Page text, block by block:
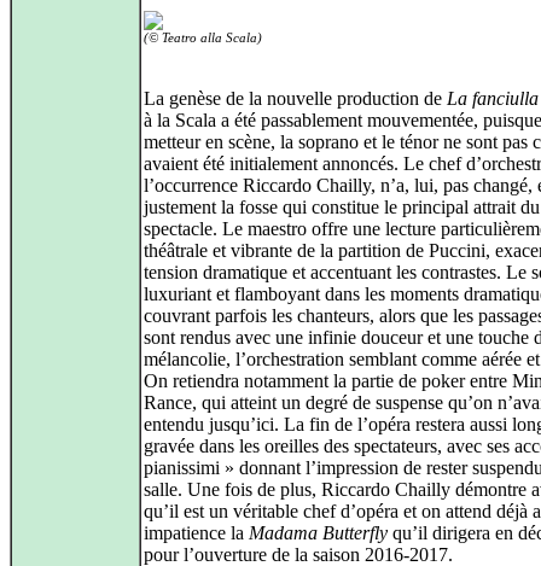
(© Teatro alla Scala)
La genèse de la nouvelle production de La fanciulla
à la Scala a été passablement mouvementée,
metteur en scène, la soprano et le ténor ne sont pas
avaient été initialement annoncés. Le chef
l’occurrence Riccardo Chailly, n’a, lui, pas changé,
justement la fosse qui constitue le principal attrait du
spectacle. Le maestro offre une lecture
théâtrale et vibrante de la partition de Puccini,
tension dramatique et accentuant les contrastes. Le
luxuriant et flamboyant dans les moments
couvrant parfois les chanteurs, alors que les
sont rendus avec une infinie douceur et une touche
mélancolie, l’orchestration semblant comme aérée
On retiendra notamment la partie de poker entre
Rance, qui atteint un degré de suspense qu’on
entendu jusqu’ici. La fin de l’opéra restera aussi
gravée dans les oreilles des spectateurs, avec ses
pianissimi » donnant l’impression de rester
salle. Une fois de plus, Riccardo Chailly démontre
qu’il est un véritable chef d’opéra et on attend déjà
impatience la Madama Butterfly qu’il dirigera en
pour l’ouverture de la saison 2016-2017.